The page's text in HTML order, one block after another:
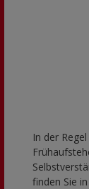
In der
finden Sie